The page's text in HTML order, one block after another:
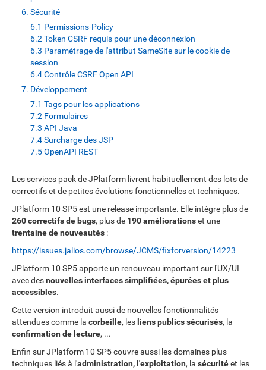
6. Sécurité
6.1 Permissions-Policy
6.2 Token CSRF requis pour une déconnexion
6.3 Paramétrage de l'attribut SameSite sur le cookie de
session
6.4 Contrôle CSRF Open API
7. Développement
7.1 Tags pour les applications
7.2 Formulaires
7.3 API Java
7.4 Surcharge des JSP
7.5 OpenAPI REST
Les services pack de JPlatform livrent habituellement des lots de
correctifs et de petites évolutions fonctionnelles et techniques.
JPlatform 10 SP5 est une release importante. Elle intègre plus de
260 correctifs de bugs, plus de 190 améliorationset une
trentaine de nouveautés :
https://issues.jalios.com/browse/JCMS/fixforversion/14223
JPlatform 10 SP5 apporte un renouveau important sur l'UX/UI
avec desnouvelles interfaces simplifiées, épurées et plus
accessibles.
Cette version introduit aussi de nouvelles fonctionnalités
attendues comme la corbeille, les liens publics sécurisés, la
confirmation de lecture, ...
Enfin sur JPlatform 10 SP5 couvre aussi les domaines plus
techniques liés à l'administration, l'exploitation, la sécuritéet les